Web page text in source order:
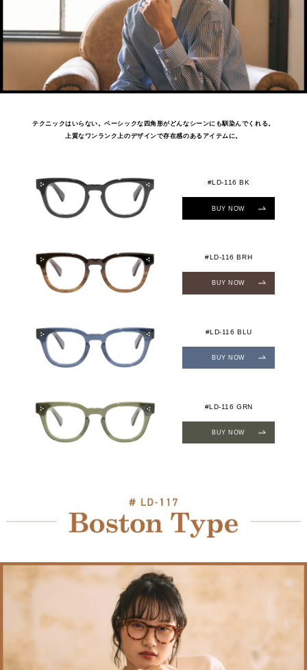
テクニックはいらない。ベーシックな四角形がどんなシーンにも馴染んでくれる。
上質なワンランク上のデザインで存在感のあるアイテムに。
#LD-116 BK
BUY NOW
#LD-116 BRH
BUY NOW
#LD-116 BLU
BUY NOW
#LD-116 GRN
BUY NOW